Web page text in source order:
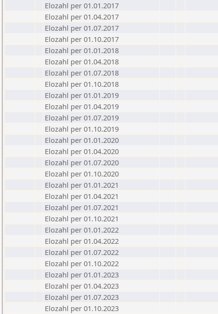
Elozahl per 01.01.2017
Elozahl per 01.04.2017
Elozahl per 01.07.2017
Elozahl per 01.10.2017
Elozahl per 01.01.2018
Elozahl per 01.04.2018
Elozahl per 01.07.2018
Elozahl per 01.10.2018
Elozahl per 01.01.2019
Elozahl per 01.04.2019
Elozahl per 01.07.2019
Elozahl per 01.10.2019
Elozahl per 01.01.2020
Elozahl per 01.04.2020
Elozahl per 01.07.2020
Elozahl per 01.10.2020
Elozahl per 01.01.2021
Elozahl per 01.04.2021
Elozahl per 01.07.2021
Elozahl per 01.10.2021
Elozahl per 01.01.2022
Elozahl per 01.04.2022
Elozahl per 01.07.2022
Elozahl per 01.10.2022
Elozahl per 01.01.2023
Elozahl per 01.04.2023
Elozahl per 01.07.2023
Elozahl per 01.10.2023